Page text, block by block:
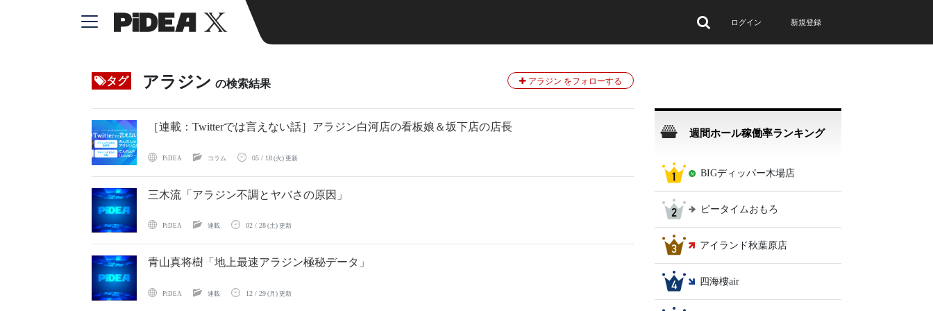
ログイン 新規登録
タグ アラジン の検索結果 アラジン をフォローする
［連載：Twitterでは言えない話］アラジン白河店の看板娘＆坂下店の店長
PiDEA コラム 05 / 18(火) 更新
三木流「アラジン不調とヤバさの原因」
PiDEA 連載 02 / 28(土) 更新
青山真将樹「地上最速アラジン極秘データ」
PiDEA 連載 12 / 29(月) 更新
週間ホール稼働率ランキング
BIGディッパー木場店
ピータイムおもろ
アイランド秋葉原店
四海樓air